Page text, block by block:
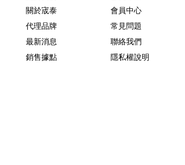
關於宬泰
代理品牌
最新消息
銷售據點
會員中心
常見問題
聯絡我們
隱私權說明